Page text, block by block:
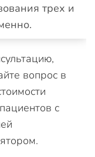
трех и
вопрос в
с